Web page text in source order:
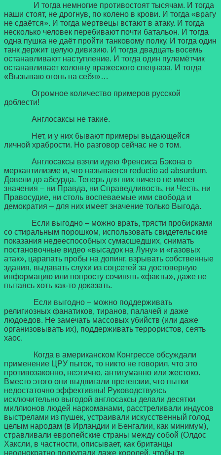
И тогда немногие противостоят тысячам. И тогда
наши стоят, не дрогнув, по колено в крови. И тогда «врагу
не сдаётся». И тогда мертвецы встают в атаку. И тогда
несколько человек перебивают почти батальон. И тогда
одна пушка не даёт пройти танковому полку. И тогда один
танк держит целую дивизию. И тогда двадцать восемь
останавливают наступление. И тогда один пулемётчик
останавливает колонну вражеского спецназа. И тогда
«Вызываю огонь на себя»…
Огромное количество примеров русской
доблести!
Англосаксы не такие.
Нет, и у них бывают примеры выдающейся
личной храбрости. Но разговор сейчас не о том.
Англосаксы взяли идею Френсиса Бэкона о
меркантилизме и, что называется reductio ad absurdum.
Довели до абсурда. Теперь для них ничего не имеет
значения – ни Правда, ни Справедливость, ни Честь, ни
Правосудие, ни столь воспеваемые ими свобода и
демократия – для них имеет значение только Выгода.
Если выгодно – можно врать, трясти пробирками
со стиральным порошком, использовать свидетельские
показания недееспособных сумасшедших, снимать
постановочные видео «высадок на Луну» и «газовых
атак», царапать пробы на допинг, взрывать собственные
здания, выдавать слухи из соцсетей за достоверную
информацию или попросту сочинять «факты», даже не
пытаясь хоть как-то доказать.
Если выгодно – можно поддерживать
религиозных фанатиков, тиранов, палачей и даже
людоедов. Не замечать массовых убийств (или даже
организовывать их), поддерживать террористов, сеять
хаос.
Когда в американском Конгрессе обсуждали
применение ЦРУ пыток, то никто не говорил, что это
противозаконно, неэтично, антигуманно или жестоко.
Вместо этого они выдвигали претензии, что пытки
недостаточно эффективны! Руководствуясь
исключительно выгодой англосаксы делали десятки
миллионов людей наркоманами, расстреливали индусов
выстрелами из пушек, устраивали искусственный голод
целым народам (в Ирландии и Бенгалии, как минимум),
стравливали европейские страны между собой (Олдос
Хаксли, в частности, описывает, как британцы
неоднократно подкупали даже королей, чтобы те